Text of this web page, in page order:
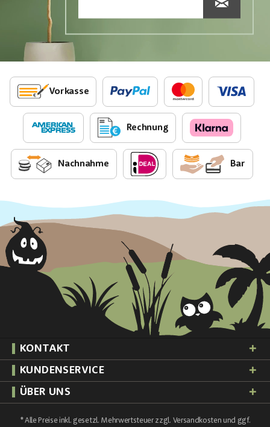
Vorkasse
Rechnung
Nachnahme Bar
KONTAKT
KUNDENSERVICE
ÜBER UNS
* Alle Preise inkl. gesetzl. Mehrwertsteuer zzgl. Versandkosten und ggf.